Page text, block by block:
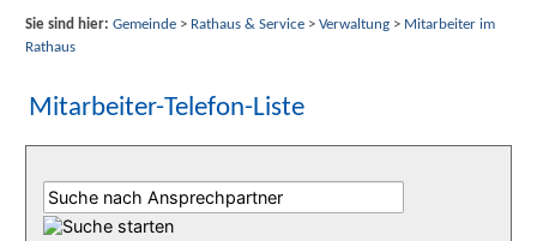
Sie sind hier: Gemeinde> Rathaus & Service> Verwaltung> Mitarbeiter im
Rathaus
Mitarbeiter-Telefon-Liste